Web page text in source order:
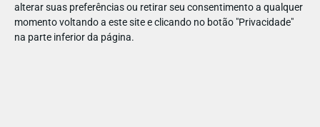
alterar suas preferências ou retirar seu consentimento a qualquer
momento voltando a este site e clicando no botão "Privacidade"
na parte inferior da página.